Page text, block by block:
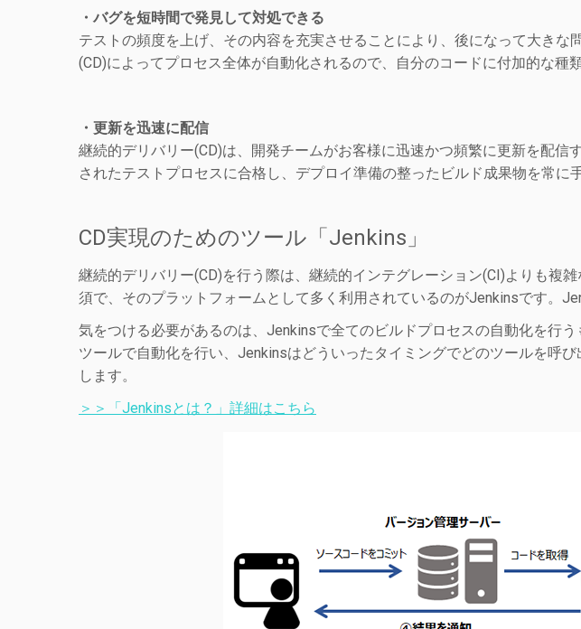
・バグを短時間で発見して対処できる
テストの頻度を上げ、その内容を充実させることにより、後になって大き
(CD)によってプロセス全体が自動化されるので、自分のコードに付加的な種
・更新を迅速に配信
継続的デリバリー(CD)は、開発チームがお客様に迅速かつ頻繁に更新を配
されたテストプロセスに合格し、デプロイ準備の整ったビルド成果物を常に
CD実現のためのツール「Jenkins」
継続的デリバリー(CD)を行う際は、継続的インテグレーション(CI)よりも複
須で、そのプラットフォームとして多く利用されているのがJenkinsです。
気をつける必要があるのは、Jenkinsで全てのビルドプロセスの自動化を行
ツールで自動化を行い、Jenkinsはどういったタイミングでどのツールを呼
します。
＞＞「Jenkinsとは？」詳細はこちら